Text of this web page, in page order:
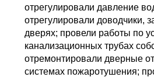
отрегулировали давление
отрегулировали доводчики,
дверях; провели работы по
канализационных трубах
отремонтировали дверные
системах пожаротушения;